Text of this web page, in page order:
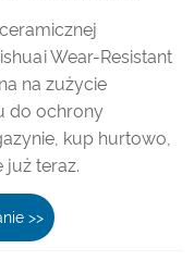
Wear-Resistant
na zużycie
do ochrony
kup hurtowo,
teraz.
>>